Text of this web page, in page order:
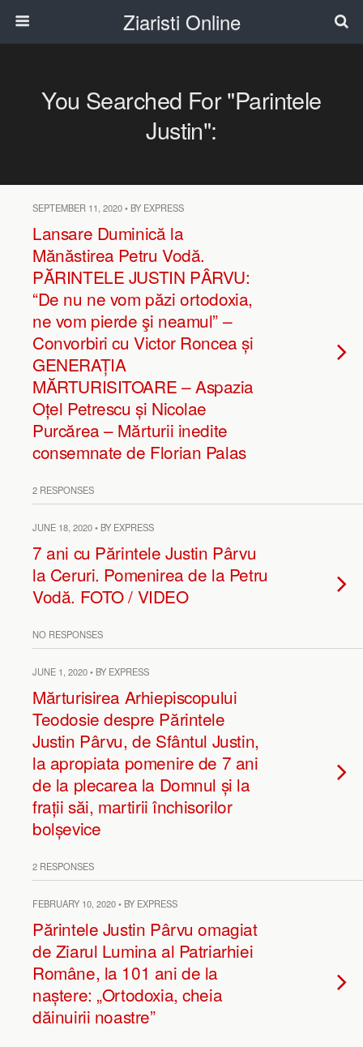
Ziaristi Online
You Searched For "Parintele
Justin":
SEPTEMBER 11, 2020 • BY EXPRESS
Lansare Duminică la
Mănăstirea Petru Vodă.
PĂRINTELE JUSTIN PÂRVU:
“De nu ne vom păzi ortodoxia,
ne vom pierde şi neamul” –
Convorbiri cu Victor Roncea și
GENERAȚIA
MĂRTURISITOARE – Aspazia
Oțel Petrescu și Nicolae
Purcărea – Mărturii inedite
consemnate de Florian Palas
2 RESPONSES
JUNE 18, 2020 • BY EXPRESS
7 ani cu Părintele Justin Pârvu
la Ceruri. Pomenirea de la Petru
Vodă. FOTO / VIDEO
NO RESPONSES
JUNE 1, 2020 • BY EXPRESS
Mărturisirea Arhiepiscopului
Teodosie despre Părintele
Justin Pârvu, de Sfântul Justin,
la apropiata pomenire de 7 ani
de la plecarea la Domnul și la
frații săi, martirii închisorilor
bolșevice
2 RESPONSES
FEBRUARY 10, 2020 • BY EXPRESS
Părintele Justin Pârvu omagiat
de Ziarul Lumina al Patriarhiei
Române, la 101 ani de la
naștere: „Ortodoxia, cheia
dăinuirii noastre”